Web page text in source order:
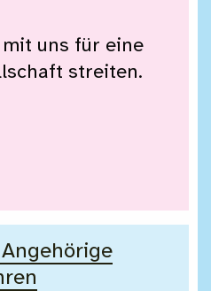
uns für eine
streiten.